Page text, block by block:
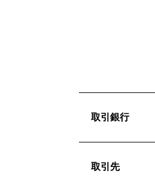
取引銀行
取引先